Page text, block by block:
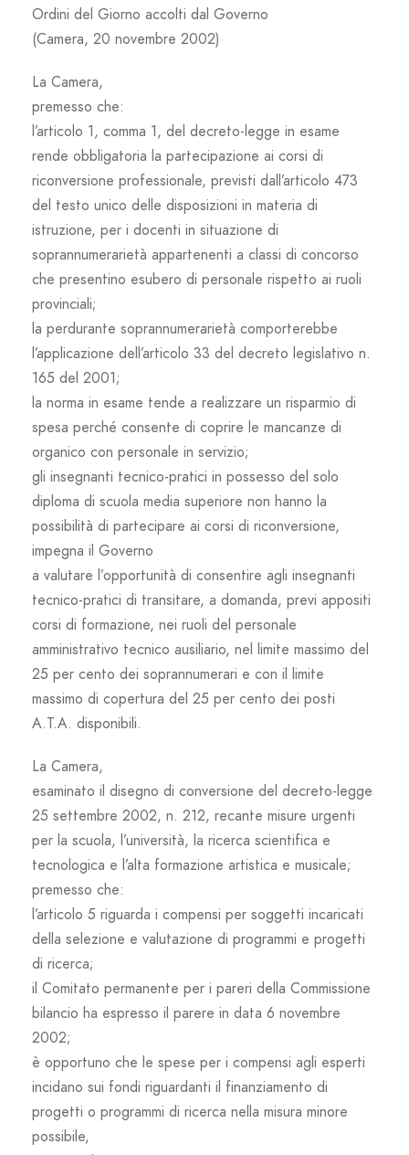
Ordini del Giorno accolti dal Governo
(Camera, 20 novembre 2002)
La Camera,
premesso che:
l’articolo 1, comma 1, del decreto-legge in esame
rende obbligatoria la partecipazione ai corsi di
riconversione professionale, previsti dall’articolo 473
del testo unico delle disposizioni in materia di
istruzione, per i docenti in situazione di
soprannumerarietà appartenenti a classi di concorso
che presentino esubero di personale rispetto ai ruoli
provinciali;
la perdurante soprannumerarietà comporterebbe
l’applicazione dell’articolo 33 del decreto legislativo n.
165 del 2001;
la norma in esame tende a realizzare un risparmio di
spesa perché consente di coprire le mancanze di
organico con personale in servizio;
gli insegnanti tecnico-pratici in possesso del solo
diploma di scuola media superiore non hanno la
possibilità di partecipare ai corsi di riconversione,
impegna il Governo
a valutare l’opportunità di consentire agli insegnanti
tecnico-pratici di transitare, a domanda, previ appositi
corsi di formazione, nei ruoli del personale
amministrativo tecnico ausiliario, nel limite massimo del
25 per cento dei soprannumerari e con il limite
massimo di copertura del 25 per cento dei posti
A.T.A. disponibili.
La Camera,
esaminato il disegno di conversione del decreto-legge
25 settembre 2002, n. 212, recante misure urgenti
per la scuola, l’università, la ricerca scientifica e
tecnologica e l’alta formazione artistica e musicale;
premesso che:
l’articolo 5 riguarda i compensi per soggetti incaricati
della selezione e valutazione di programmi e progetti
di ricerca;
il Comitato permanente per i pareri della Commissione
bilancio ha espresso il parere in data 6 novembre
2002;
è opportuno che le spese per i compensi agli esperti
incidano sui fondi riguardanti il finanziamento di
progetti o programmi di ricerca nella misura minore
possibile,